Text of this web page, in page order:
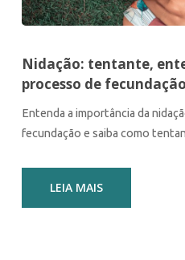
Nidação: tentante,
processo de fecundação
Entenda a importância da
fecundação e saiba como
LEIA MAIS